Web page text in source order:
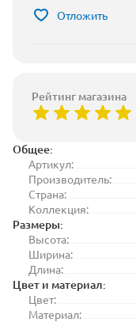
Общее:
Артикул:
Производитель:
Страна:
Коллекция:
Размеры:
Высота:
Ширина:
Длина:
Цвет и материал:
Цвет:
Материал:
Отложить
Рейтинг магазина